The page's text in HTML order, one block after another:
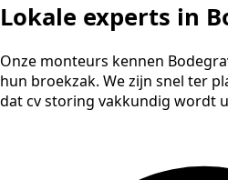
Lokale experts in
Onze monteurs kennen
hun broekzak. We zijn snel ter
dat cv storing vakkundig wordt